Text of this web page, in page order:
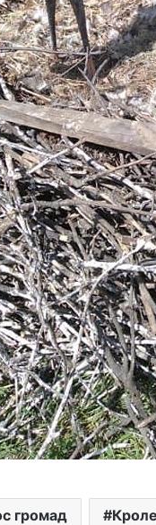
громад